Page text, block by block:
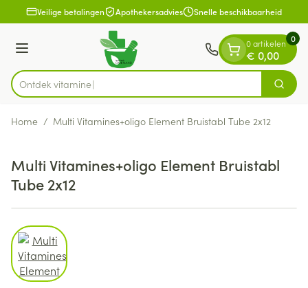
Ga naar de inhoud
1 van 1Veilige betalingen Apothekersadvies Snelle beschikbaarheid
Menu
Product, merk, categorie...
Ontdek v Zoek
0 artikelen
€ 0,00
0
Home / Multi Vitamines+oligo Element Bruistabl Tube 2x12
Multi Vitamines+oligo Element Bruistabl
Tube 2x12
View larger image